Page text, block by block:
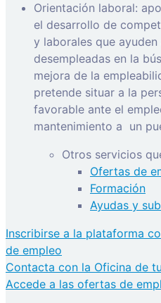
Orientación laboral:
el desarrollo de
y laborales que
desempleadas en la
mejora de la
pretende situar a la
favorable ante el
mantenimiento a un
Otros servicios
Ofertas de
Formación
Ayudas y
Inscribirse a la plataforma
de empleo
Contacta con la Oficina de
Accede a las ofertas de